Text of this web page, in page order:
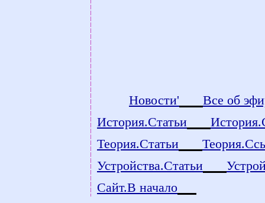
Новости'
Все об
История.Статьи
Теория.Статьи
Устройства.Статьи
Сайт.В начало